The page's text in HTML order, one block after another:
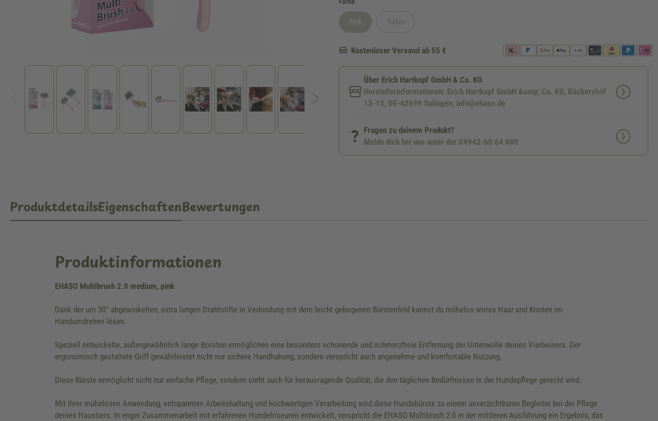
Kostenloser Versand ab 55 €
Über Erich Hartkopf GmbH & Co. KG
Herstellerinformationen: Erich Hartkopf GmbH &amp; Co. KG, Bäckershöf
13-15, DE-42699 Solingen, info@ehaso.de
Fragen zu deinem Produkt?
Melde dich bei uns unter der 04942-60 64 080
ProduktdetailsEigenschaftenBewertungen
Produktinformationen
EHASO Multibrush 2.0 medium, pink
Dank der um 30° abgewinkelten, extra langen Drahtstifte in Verbindung mit dem leicht gebogenen Bürstenfeld kannst du mühelos wirres Haar und Knoten im
Handumdrehen lösen.
Speziell entwickelte, außergewöhnlich lange Borsten ermöglichen eine besonders schonende und schmerzfreie Entfernung der Unterwolle deines Vierbeiners. Der
ergonomisch gestaltete Griff gewährleistet nicht nur sichere Handhabung, sondern verspricht auch angenehme und komfortable Nutzung.
Diese Bürste ermöglicht nicht nur einfache Pflege, sondern steht auch für herausragende Qualität, die den täglichen Bedürfnissen in der Hundepflege gerecht wird.
Mit ihrer mühelosen Anwendung, entspannten Arbeitshaltung und hochwertigen Verarbeitung wird diese Hundebürste zu einem unverzichtbaren Begleiter bei der Pflege
deines Haustiers. In enger Zusammenarbeit mit erfahrenen Hundefriseuren entwickelt, verspricht die EHASO Multibrush 2.0 in der mittleren Ausführung ein Ergebnis, das